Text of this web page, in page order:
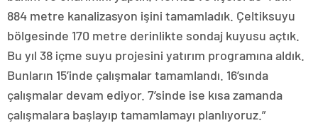
884 metre kanalizasyon işini tamamladık. Çeltiksuyu
bölgesinde 170 metre derinlikte sondaj kuyusu açtık.
Bu yıl 38 içme suyu projesini yatırım programına aldık.
Bunların 15’inde çalışmalar tamamlandı. 16’sında
çalışmalar devam ediyor. 7’sinde ise kısa zamanda
çalışmalara başlayıp tamamlamayı planlıyoruz.”